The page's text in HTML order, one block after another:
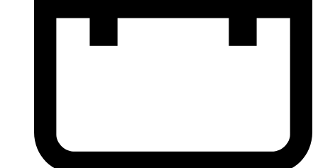
fingerboard.
Uanset om du er en begynder, der ønsker at starte med det bedste
High Yellow Fingerboard Hjul
Nu er du sikkert ivrig efter at få fat i disse fantastiske hjul, og det er